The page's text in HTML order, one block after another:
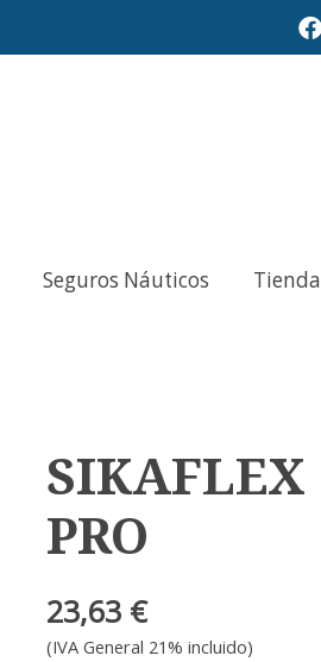
Seguros Náuticos Tienda
SIKAFLEX
PRO
23,63 €
(IVA General 21% incluido)